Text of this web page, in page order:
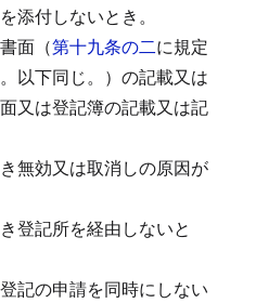
添付しないとき。
面（第十九条の二に規定
以下同じ。）の記載又は
又は登記簿の記載又は記
無効又は取消しの原因が
登記所を経由しないと
記の申請を同時にしない